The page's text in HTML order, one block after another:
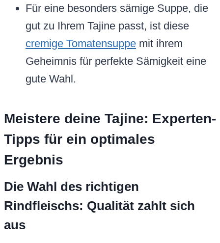
Für eine besonders sämige Suppe, die
gut zu Ihrem Tajine passt, ist diese
cremige Tomatensuppe mit ihrem
Geheimnis für perfekte Sämigkeit eine
gute Wahl.
Meistere deine Tajine: Experten-
Tipps für ein optimales
Ergebnis
Die Wahl des richtigen
Rindfleischs: Qualität zahlt sich
aus